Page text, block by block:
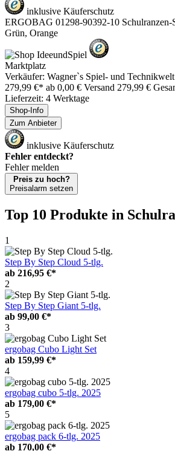
inklusive Käuferschutz
ERGOBAG 01298-90392-10 Schulranzen-
Grün, Orange
Marktplatz
Verkäufer: Wagner`s Spiel- und
279,99 €* ab 0,00 € Versand 279,99 €
Lieferzeit: 4 Werktage
Shop-Info
Zum Anbieter
inklusive Käuferschutz
Fehler entdeckt?
Fehler melden
Preis zu hoch?
Preisalarm setzen
Top 10 Produkte in
1
Step By Step Cloud 5-tlg.
ab 216,95 €*
2
Step By Step Giant 5-tlg.
ab 99,00 €*
3
ergobag Cubo Light Set
ab 159,99 €*
4
ergobag cubo 5-tlg. 2025
ab 179,00 €*
5
ergobag pack 6-tlg. 2025
ab 170,00 €*